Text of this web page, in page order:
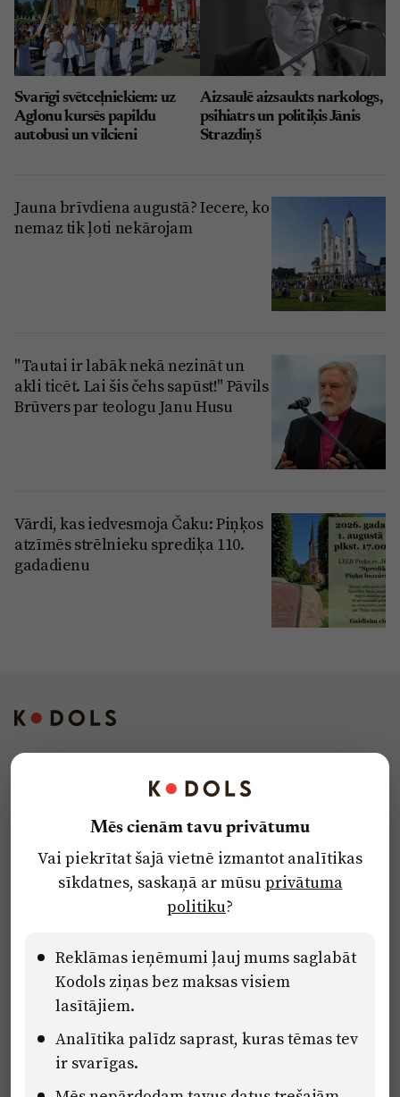
Svarīgi svētceļniekiem: uz
Aglonu kursēs papildu
autobusi un vilcieni
Aizsaulē aizsaukts narkologs,
psihiatrs un politiķis Jānis
Strazdiņš
Jauna brīvdiena augustā? Iecere, ko
nemaz tik ļoti nekārojam
"Tautai ir labāk nekā nezināt un
akli ticēt. Lai šis čehs sapūst!" Pāvils
Brūvers par teologu Janu Husu
Vārdi, kas iedvesmoja Čaku: Piņķos
atzīmēs strēlnieku sprediķa 110.
gadadienu
Privātuma politika
Ētikas kodekss
Pārredzamības paziņojumi
Eiropas Savienības Atveseļošanas un noturības mehānisma plāna
2.2. reformu un investīciju virziena “Uzņēmumu digitālā
transformācija un inovācijas” 2.2.1.5.i. investīcijas “Mediju nozares
uzņēmumu digitālās transformācijas veicināšana” pasākuma
“Mācības mediju nozares speciālistu digitālās kompetences un
Mēs cienām tavu privātumu
Vai piekrītat šajā vietnē izmantot analītikas
sīkdatnes, saskaņā ar mūsuprivātuma
politiku?
Reklāmas ieņēmumi ļauj mums saglabāt
Kodols ziņas bez maksas visiem
lasītājiem.
Analītika palīdz saprast, kuras tēmas tev
ir svarīgas.